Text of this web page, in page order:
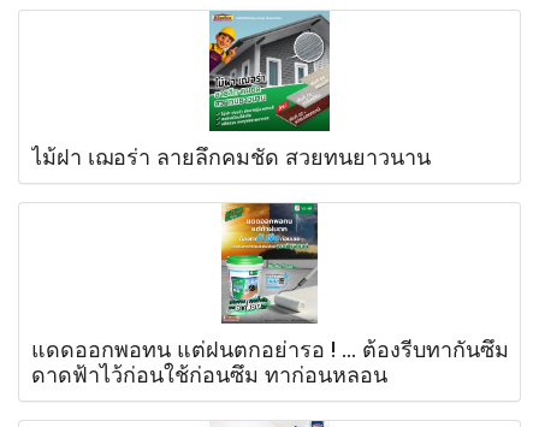
ไม้ฝา เฌอร่า ลายลึกคมชัด สวยทนยาวนาน
แดดออกพอทน แต่ฝนตกอย่ารอ ! ... ต้องรีบทากันซึม
ดาดฟ้าไว้ก่อนใช้ก่อนซึม ทาก่อนหลอน